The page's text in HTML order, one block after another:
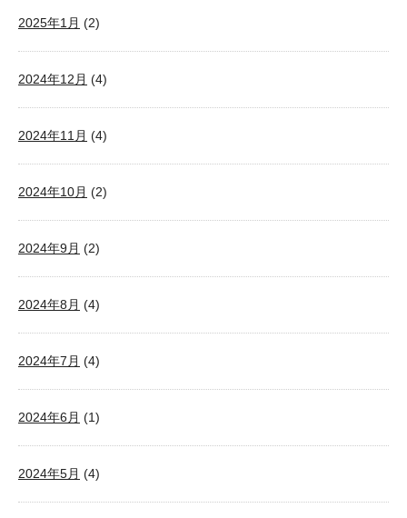
2025年1月 (2)
2024年12月 (4)
2024年11月 (4)
2024年10月 (2)
2024年9月 (2)
2024年8月 (4)
2024年7月 (4)
2024年6月 (1)
2024年5月 (4)